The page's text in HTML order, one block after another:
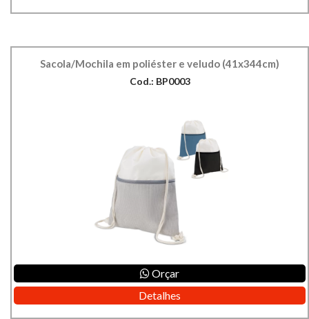
Sacola/Mochila em poliéster e veludo (41x344cm)
Cod.: BP0003
Orçar
Detalhes